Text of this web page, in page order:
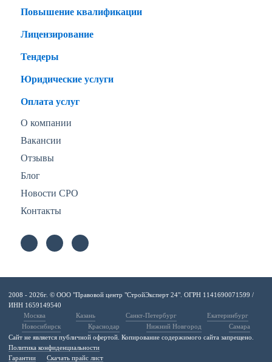
Повышение квалификации
Лицензирование
Тендеры
Юридические услуги
Оплата услуг
О компании
Вакансии
Отзывы
Блог
Новости СРО
Контакты
2008 - 2026г. © ООО "Правовой центр "СтройЭксперт 24". ОГРН 1141690071599 /
ИНН 1659149540
Москва
Казань Санкт-Петербург
Екатеринбург
Новосибирск
Краснодар Нижний Новгород
Самара
Сайт не является публичной офертой. Копирование содержимого сайта запрещено.
Политика конфиденциальности
Гарантии
Скачать прайс лист